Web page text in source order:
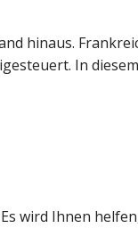
hinaus.
In
wird Ihnen